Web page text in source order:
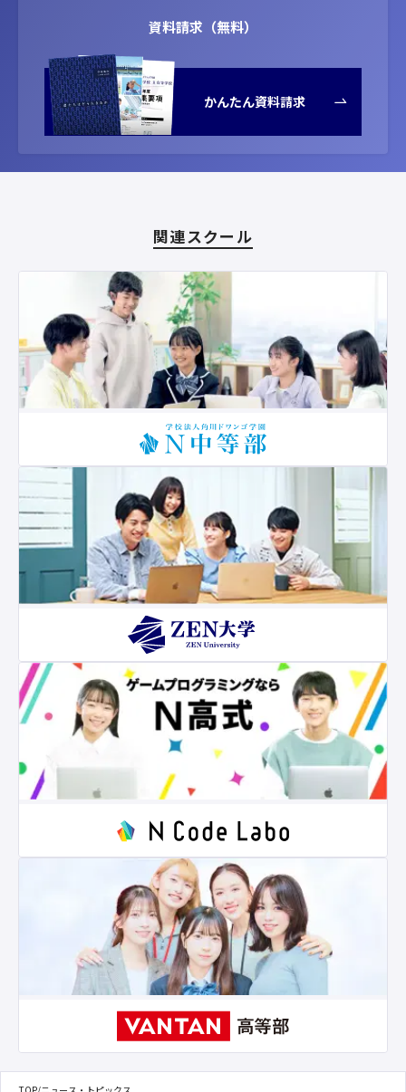
資料請求（無料）
かんたん資料請求
関連スクール